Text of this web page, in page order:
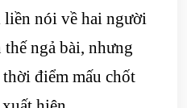
nói về hai người
ngả bài, nhưng
điểm mấu chốt